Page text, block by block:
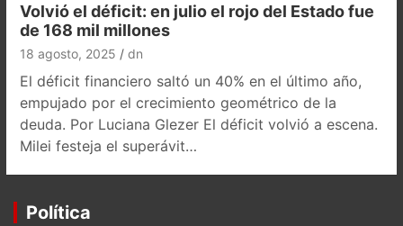
Volvió el déficit: en julio el rojo del Estado fue
de 168 mil millones
18 agosto, 2025 dn
El déficit financiero saltó un 40% en el último año,
empujado por el crecimiento geométrico de la
deuda. Por Luciana Glezer El déficit volvió a escena.
Milei festeja el superávit…
Política